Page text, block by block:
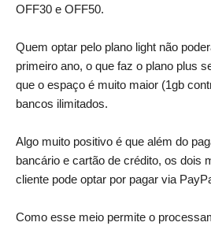
OFF30 e OFF50.
Quem optar pelo plano light não
primeiro ano, o que faz o plano plus
que o espaço é muito maior (1gb
bancos ilimitados.
Algo muito positivo é que além do
bancário e cartão de crédito, os dois
cliente pode optar por pagar via
Como esse meio permite o